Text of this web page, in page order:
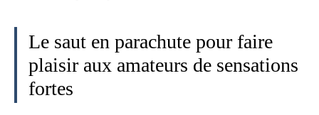
Le saut en parachute pour faire
plaisir aux amateurs de sensations
fortes